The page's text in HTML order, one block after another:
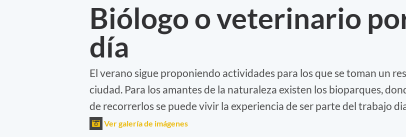
Biólogo o veterinario
día
El verano sigue proponiendo actividades para los que se toman un
ciudad. Para los amantes de la naturaleza existen los bioparques,
de recorrerlos se puede vivir la experiencia de ser parte del trabajo
Ver galería de imágenes